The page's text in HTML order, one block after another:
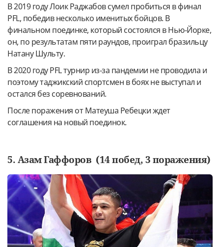
В 2019 году Лоик Раджабов сумел пробиться в финал
PFL, победив несколько именитых бойцов. В
финальном поединке, который состоялся в Нью-Йорке,
он, по результатам пяти раундов, проиграл бразильцу
Натану Шульту.
В 2020 году PFL турнир из-за пандемии не проводила и
поэтому таджикский спортсмен в боях не выступал и
остался без соревнований.
После поражения от Матеуша Ребецки ждет
соглашения на новый поединок.
5. Азам Гаффоров (14 побед, 3 поражения)